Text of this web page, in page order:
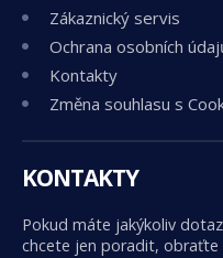
Zákaznický servis
Ochrana osobních
Kontakty
Změna souhlasu s
KONTAKTY
Pokud máte jakýkoliv
chcete jen poradit, obraťte